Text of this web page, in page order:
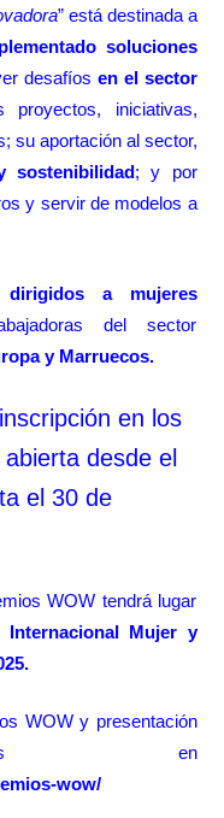
” está destinada a
soluciones
desafíos en el sector
iniciativas,
su aportación al sector,
sostenibilidad; y por
y servir de modelos a
dirigidos a mujeres
del sector
y Marruecos.
en los
desde el
el 30 de
WOW tendrá lugar
Internacional Mujer y
WOW y presentación
en
wow/